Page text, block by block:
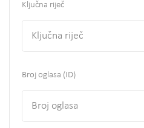
Ključna riječ
Broj oglasa (ID)